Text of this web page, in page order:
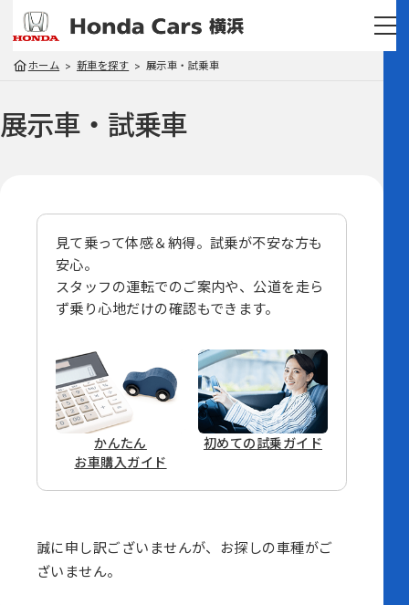
ホーム 新車を探す 展示車・試乗車
展示車・試乗車
見て乗って体感＆納得。試乗が不安な方も
安心。
スタッフの運転でのご案内や、 公道を走ら
ず乗り心地だけの確認もできます。
かんたん
お車購入ガイド
初めての試乗ガイド
誠に申し訳ございませんが、
お探しの車種がご
ざいません。